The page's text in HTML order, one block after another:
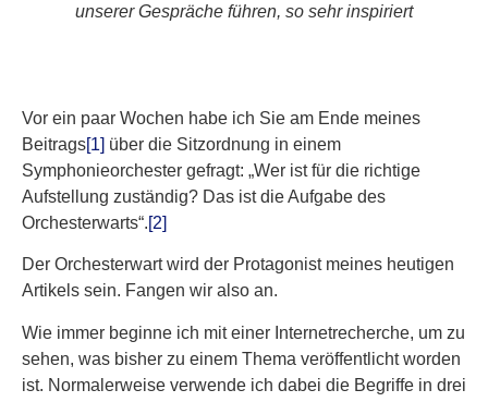
unserer Gespräche führen, so sehr inspiriert
Vor ein paar Wochen habe ich Sie am Ende meines
Beitrags[1] über die Sitzordnung in einem
Symphonieorchester gefragt: „Wer ist für die richtige
Aufstellung zuständig? Das ist die Aufgabe des
Orchesterwarts“.[2]
Der Orchesterwart wird der Protagonist meines heutigen
Artikels sein. Fangen wir also an.
Wie immer beginne ich mit einer Internetrecherche, um zu
sehen, was bisher zu einem Thema veröffentlicht worden
ist. Normalerweise verwende ich dabei die Begriffe in drei